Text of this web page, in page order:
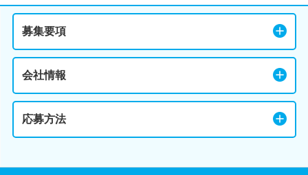
募集要項
会社情報
応募方法